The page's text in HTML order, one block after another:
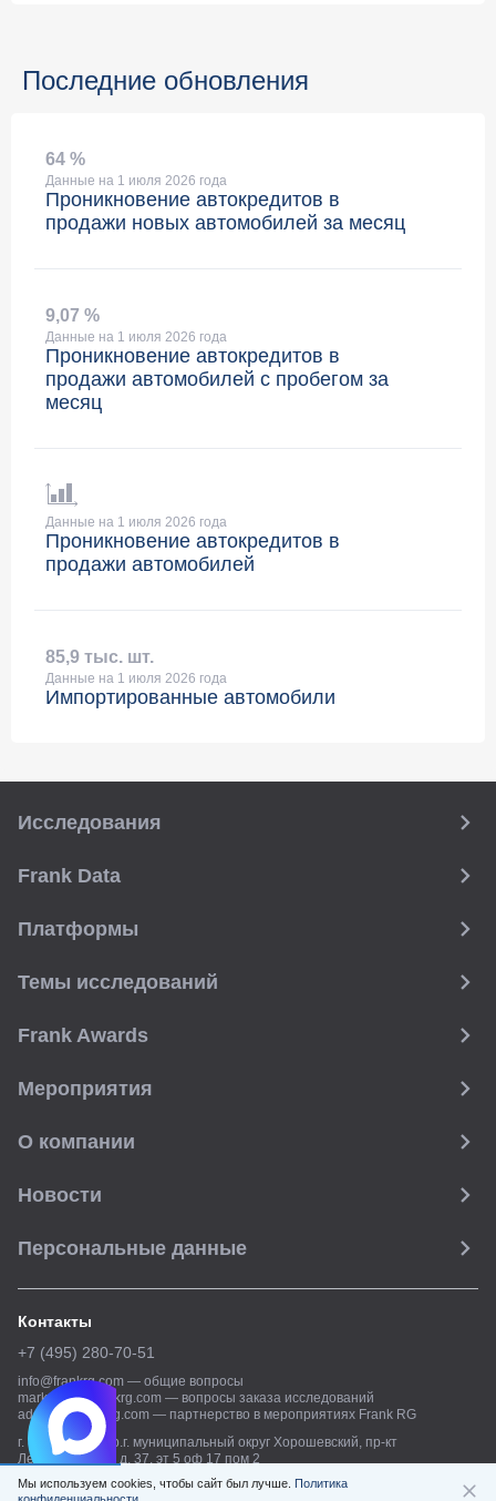
Последние обновления
64 %
Данные на 1 июля 2026 года
Проникновение автокредитов в
продажи новых автомобилей за месяц
9,07 %
Данные на 1 июля 2026 года
Проникновение автокредитов в
продажи автомобилей с пробегом за
месяц
Данные на 1 июля 2026 года
Проникновение автокредитов в
продажи автомобилей
85,9 тыс. шт.
Данные на 1 июля 2026 года
Импортированные автомобили
Исследования
Frank Data
Платформы
Темы исследований
Frank Awards
Мероприятия
О компании
Новости
Персональные данные
Контакты
+7 (495) 280-70-51
общие вопросы
—
info@frankrg.com
вопросы заказа исследований
—
marketing@frankrg.com
партнерство в мероприятиях Frank RG
—
adsales@frankrg.com
г. Москва, вн.тер.г. муниципальный округ Хорошевский, пр-кт
Ленинградский, д. 37, эт 5 оф 17 пом 2
© Frank RG,2026
Мы используем cookies, чтобы сайт был лучше. Политика